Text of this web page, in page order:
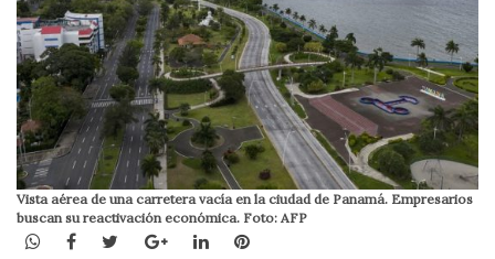
Vista aérea de una carretera vacía en la ciudad de Panamá. Empresarios
buscan su reactivación económica. Foto: AFP
WhatsApp
Facebook
TwitterGoogle+LinkedInPinterest